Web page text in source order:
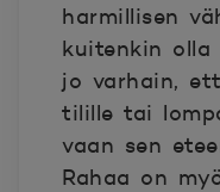
harmillisen
kuitenkin olla
jo varhain,
tilille tai
vaan sen
Rahaa on